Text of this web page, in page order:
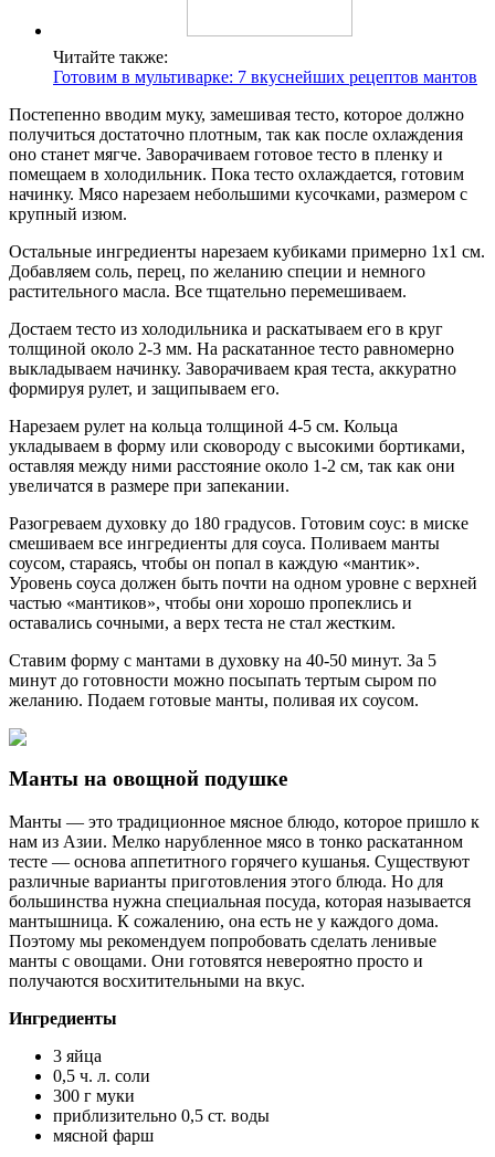
Читайте также:
Готовим в мультиварке: 7 вкуснейших рецептов мантов
Постепенно вводим муку, замешивая тесто, которое должно
получиться достаточно плотным, так как после охлаждения
оно станет мягче. Заворачиваем готовое тесто в пленку и
помещаем в холодильник. Пока тесто охлаждается, готовим
начинку. Мясо нарезаем небольшими кусочками, размером с
крупный изюм.
Остальные ингредиенты нарезаем кубиками примерно 1х1 см.
Добавляем соль, перец, по желанию специи и немного
растительного масла. Все тщательно перемешиваем.
Достаем тесто из холодильника и раскатываем его в круг
толщиной около 2-3 мм. На раскатанное тесто равномерно
выкладываем начинку. Заворачиваем края теста, аккуратно
формируя рулет, и защипываем его.
Нарезаем рулет на кольца толщиной 4-5 см. Кольца
укладываем в форму или сковороду с высокими бортиками,
оставляя между ними расстояние около 1-2 см, так как они
увеличатся в размере при запекании.
Разогреваем духовку до 180 градусов. Готовим соус: в миске
смешиваем все ингредиенты для соуса. Поливаем манты
соусом, стараясь, чтобы он попал в каждую «мантик».
Уровень соуса должен быть почти на одном уровне с верхней
частью «мантиков», чтобы они хорошо пропеклись и
оставались сочными, а верх теста не стал жестким.
Ставим форму с мантами в духовку на 40-50 минут. За 5
минут до готовности можно посыпать тертым сыром по
желанию. Подаем готовые манты, поливая их соусом.
Манты на овощной подушке
Манты — это традиционное мясное блюдо, которое пришло к
нам из Азии. Мелко нарубленное мясо в тонко раскатанном
тесте — основа аппетитного горячего кушанья. Существуют
различные варианты приготовления этого блюда. Но для
большинства нужна специальная посуда, которая называется
мантышница. К сожалению, она есть не у каждого дома.
Поэтому мы рекомендуем попробовать сделать ленивые
манты с овощами. Они готовятся невероятно просто и
получаются восхитительными на вкус.
Ингредиенты
3 яйца
0,5 ч. л. соли
300 г муки
приблизительно 0,5 ст. воды
мясной фарш